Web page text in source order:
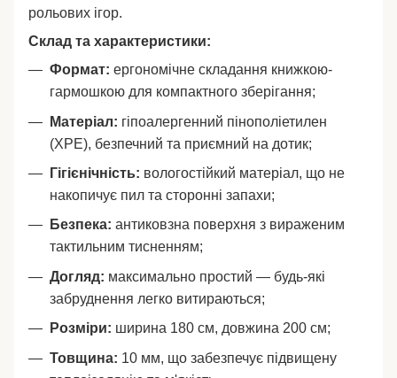
рольових ігор.
Склад та характеристики:
Формат: ергономічне складання книжкою-
гармошкою для компактного зберігання;
Матеріал: гіпоалергенний пінополіетилен
(XPE), безпечний та приємний на дотик;
Гігієнічність: вологостійкий матеріал, що не
накопичує пил та сторонні запахи;
Безпека: антиковзна поверхня з вираженим
тактильним тисненням;
Догляд: максимально простий — будь-які
забруднення легко витираються;
Розміри: ширина 180 см, довжина 200 см;
Товщина: 10 мм, що забезпечує підвищену